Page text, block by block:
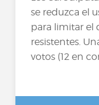
se reduzca el
para limitar el
resistentes.
votos (12 en